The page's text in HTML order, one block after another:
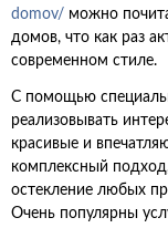
domov/ можно
домов, что как раз
современном стиле.
С помощью
реализовывать
красивые и
комплексный
остекление любых
Очень популярны